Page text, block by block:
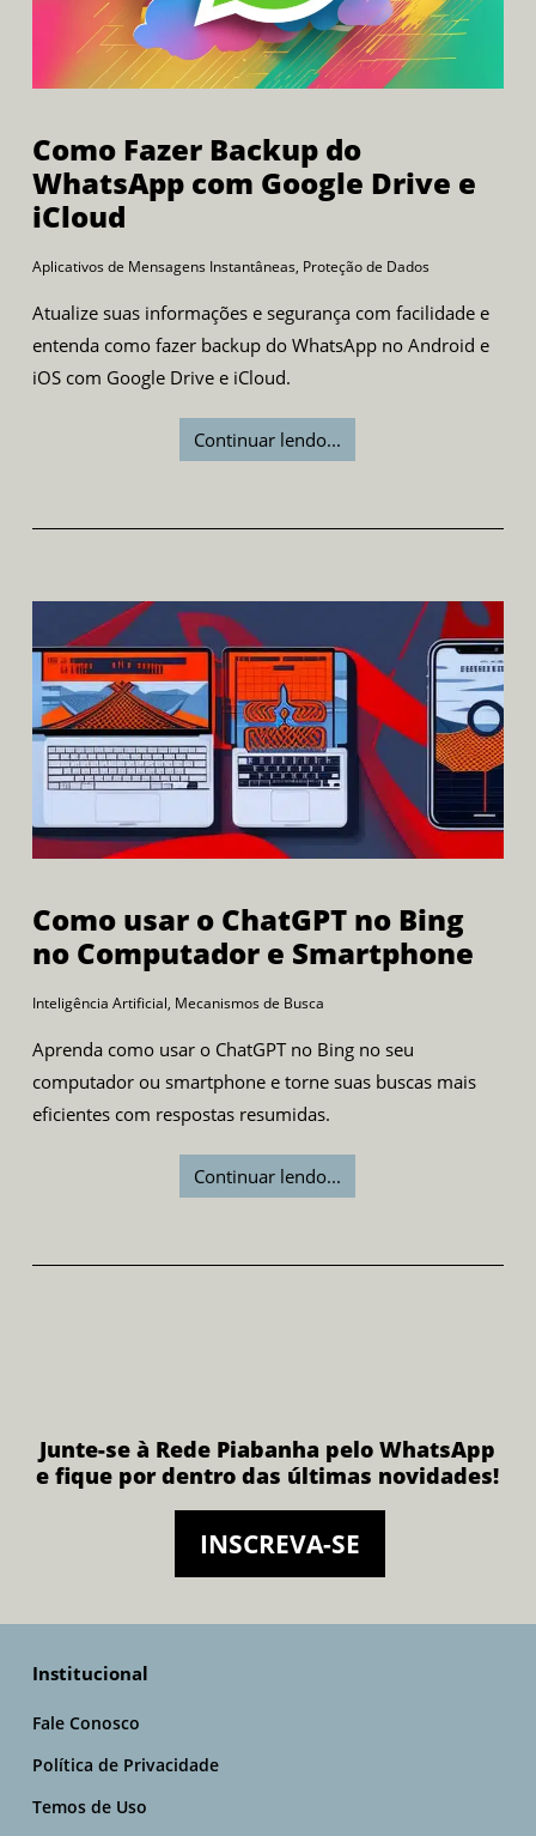
Como Fazer Backup do
WhatsApp com Google Drive e
iCloud
Aplicativos de Mensagens Instantâneas, Proteção de Dados
Atualize suas informações e segurança com facilidade e
entenda como fazer backup do WhatsApp no Android e
iOS com Google Drive e iCloud.
Continuar lendo...
Como usar o ChatGPT no Bing
no Computador e Smartphone
Inteligência Artificial, Mecanismos de Busca
Aprenda como usar o ChatGPT no Bing no seu
computador ou smartphone e torne suas buscas mais
eficientes com respostas resumidas.
Continuar lendo...
Junte-se à Rede Piabanha pelo WhatsApp
e fique por dentro das últimas novidades!
INSCREVA-SE
Institucional
Fale Conosco
Política de Privacidade
Temos de Uso